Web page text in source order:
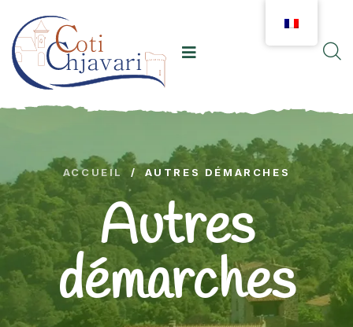
ACCUEIL / AUTRES DÉMARCHES
Autres
démarches